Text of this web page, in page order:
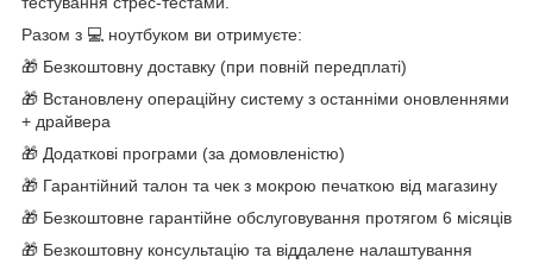
Разом з 💻 ноутбуком ви отримуєте:
🎁 Безкоштовну доставку (при повній передплаті)
🎁 Встановлену операційну систему з останніми оновленнями
+ драйвера
🎁 Додаткові програми (за домовленістю)
🎁 Гарантійний талон та чек з мокрою печаткою від магазину
🎁 Безкоштовне гарантійне обслуговування протягом 6 місяців
🎁 Безкоштовну консультацію та віддалене налаштування